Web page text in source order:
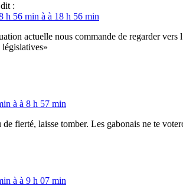
dit :
h 56 min à à 18 h 56 min
actuelle nous commande de regarder
législatives»
à à 8 h 57 min
de fierté, laisse tomber. Les gabonais ne te
à à 9 h 07 min